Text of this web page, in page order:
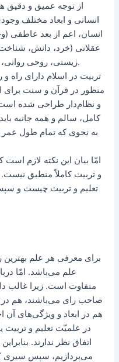
از توجه عمیق و دقیق
انسانی و ابعاد مختلف
انسان، اعم از بعد عاطفی
عقلانی (خرد، دانش،
زیستی، روحی روانی، عاطفی و… نشانگر این اهمیت است.
تربیت در اسلام دارای
منظور در قرآن و سنت برای
و نظام‌دار طراحی شده است.
کامل، سالم و همه جانبه
به نحوی که تمام طول عمر
امّا بیان این نکته لازم است
و تربیت کاملاً منطبق نیست.
تعلیم و تربیت چیست و
برای معرفی هر علم بهترین
علم می‌باشد. امّا
متفاوت است. زیرا غالب
صاحب رای می‌باشند، هم در
هم در ابعاد و ویژگی‌های آن
در علمیّت تعلیم و تربیت
اتفاق نظر ندارند.
می‌پردازیم، سپس سیری